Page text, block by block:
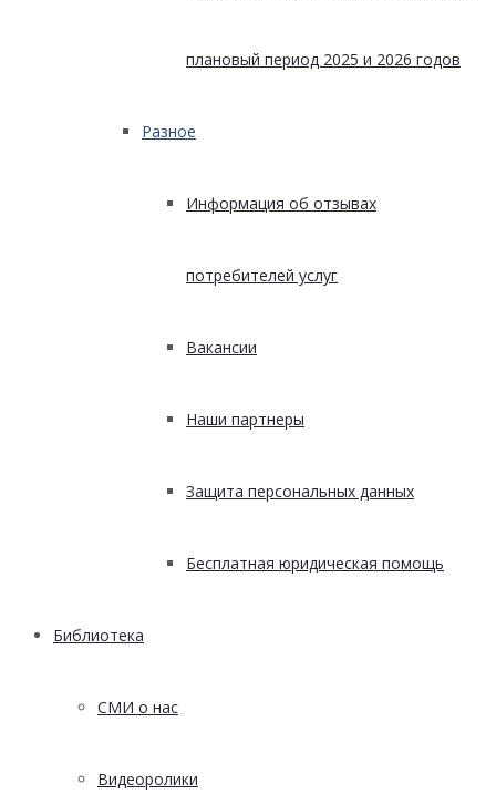
плановый период 2025 и 2026 годов
Разное
Информация об отзывах
потребителей услуг
Вакансии
Наши партнеры
Защита персональных данных
Бесплатная юридическая помощь
Библиотека
СМИ о нас
Видеоролики